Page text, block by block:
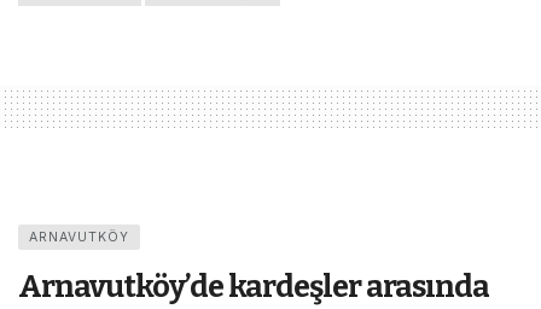
ARNAVUTKÖY
Arnavutköy’de kardeşler arasında